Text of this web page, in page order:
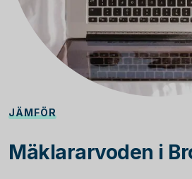
JÄMFÖR
Mäklararvoden i